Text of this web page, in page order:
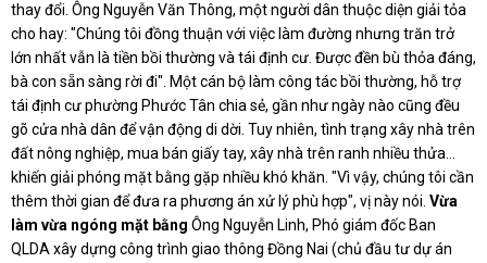
thay đổi. Ông Nguyễn Văn Thông, một người dân thuộc diện giải tỏa
cho hay: "Chúng tôi đồng thuận với việc làm đường nhưng trăn trở
lớn nhất vẫn là tiền bồi thường và tái định cư. Được đền bù thỏa đáng,
bà con sẵn sàng rời đi". Một cán bộ làm công tác bồi thường, hỗ trợ
tái định cư phường Phước Tân chia sẻ, gần như ngày nào cũng đều
gõ cửa nhà dân để vận động di dời. Tuy nhiên, tình trạng xây nhà trên
đất nông nghiệp, mua bán giấy tay, xây nhà trên ranh nhiều thửa…
khiến giải phóng mặt bằng gặp nhiều khó khăn. "Vì vậy, chúng tôi cần
thêm thời gian để đưa ra phương án xử lý phù hợp", vị này nói. Vừa
làm vừa ngóng mặt bằng Ông Nguyễn Linh, Phó giám đốc Ban
QLDA xây dựng công trình giao thông Đồng Nai (chủ đầu tư dự án